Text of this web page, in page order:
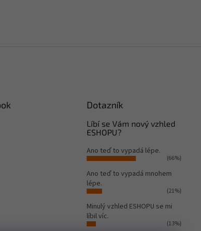
Dotazník
Líbí se Vám nový vzhled
ESHOPU?
Ano teď to vypadá lépe.
(66%)
Ano teď to vypadá mnohem
lépe.
(21%)
Minulý vzhled ESHOPU se mi
líbil víc.
(13%)